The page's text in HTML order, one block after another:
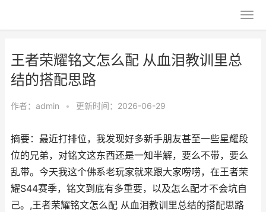
王者荣耀铭文怎么配 从血泪教训里总
结的搭配思路
作者： admin • 更新时间：2026-06-29
摘要：最近打排位，我发现好多新手朋友甚至一些星耀段
位的兄弟，对铭文这东西还是一知半解，要么不带，要么
乱带。今天我这个佛系老玩家就来跟大家唠唠，在王者荣
耀S44赛季，铭文到底有多重要，以及怎么配才不会坑自
己。,王者荣耀铭文怎么配 从血泪教训里总结的搭配思路